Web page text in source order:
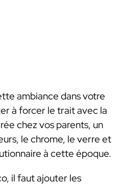
ambiance dans votre
à forcer le trait avec la
chez vos parents, un
le chrome, le verre et
à cette époque.
il faut ajouter les